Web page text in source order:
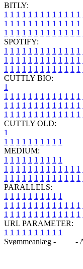
BITLY:
1 1 1 1 1 1 1 1 1 1 1 1 1
1 1 1 1 1 1 1 1 1 1 1 1 1
1 1 1 1 1 1 1 1 1 1 1 1 1
SPOTIFY:
1 1 1 1 1 1 1 1 1 1 1 1 1
1 1 1 1 1 1 1 1 1 1 1 1 1
1 1 1 1 1 1 1 1 1 1 1 1 1
CUTTLY BIO:
1
1 1 1 1 1 1 1 1 1 1 1 1 1
1 1 1 1 1 1 1 1 1 1 1 1 1
1 1 1 1 1 1 1 1 1 1 1 1 1
CUTTLY OLD:
1
1 1 1 1 1 1 1 1 1 1
MEDIUM:
1 1 1 1 1 1 1 1 1 1
1 1 1 1 1 1 1 1 1 1 1 1 1
1 1 1 1 1 1 1 1 1 1 1 1 1
PARALLELS:
1 1 1 1 1 1 1 1 1 1
1 1 1 1 1 1 1 1 1 1 1 1 1
1 1 1 1 1 1 1 1 1 1 1 1 1
URL PARAMETER:
1 1 1 1 1 1 1 1 1 1
Svømmeanlæg -
-